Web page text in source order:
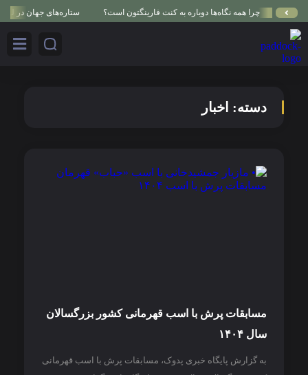
چرا همه نگاه‌ها دوباره به کنت فارینگتون است؟ ستاره‌های جهان در
دسته: اخبار
مسابقات پرش با اسب قهرمانی کشور بزرگسالان
سال ۱۴۰۴
به گزارش پایگاه خبری پدوک، مسابقات پرش با اسب قهرمانی